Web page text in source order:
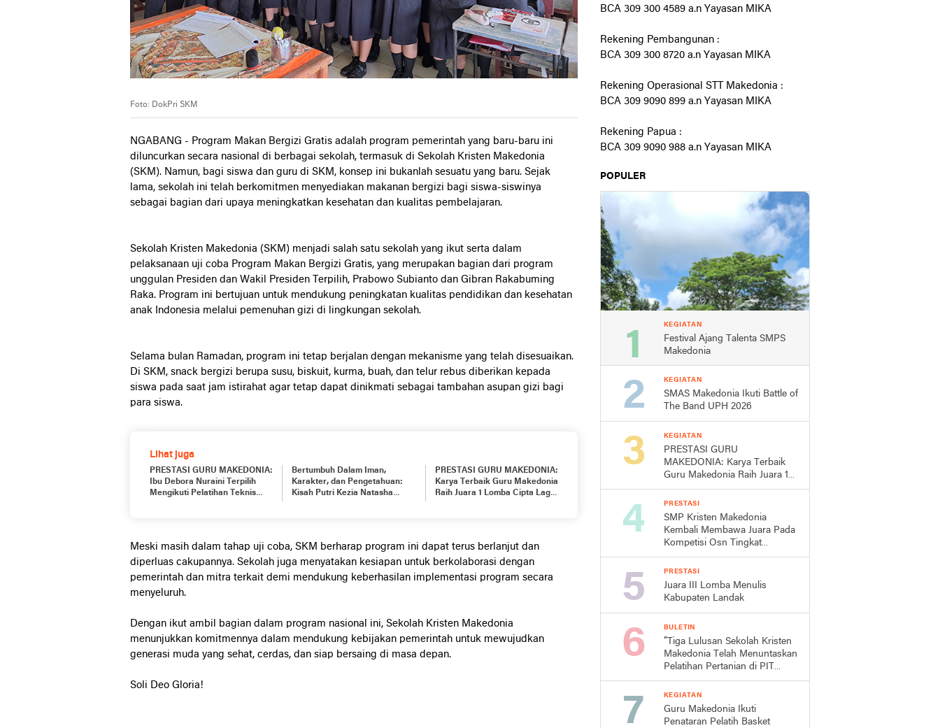
Foto: DokPri SKM
NGABANG - Program Makan Bergizi Gratis adalah program pemerintah yang baru-baru ini
diluncurkan secara nasional di berbagai sekolah, termasuk di Sekolah Kristen Makedonia
(SKM). Namun, bagi siswa dan guru di SKM, konsep ini bukanlah sesuatu yang baru. Sejak
lama, sekolah ini telah berkomitmen menyediakan makanan bergizi bagi siswa-siswinya
sebagai bagian dari upaya meningkatkan kesehatan dan kualitas pembelajaran.
Sekolah Kristen Makedonia (SKM) menjadi salah satu sekolah yang ikut serta dalam
pelaksanaan uji coba Program Makan Bergizi Gratis, yang merupakan bagian dari program
unggulan Presiden dan Wakil Presiden Terpilih, Prabowo Subianto dan Gibran Rakabuming
Raka. Program ini bertujuan untuk mendukung peningkatan kualitas pendidikan dan kesehatan
anak Indonesia melalui pemenuhan gizi di lingkungan sekolah.
Selama bulan Ramadan, program ini tetap berjalan dengan mekanisme yang telah disesuaikan.
Di SKM, snack bergizi berupa susu, biskuit, kurma, buah, dan telur rebus diberikan kepada
siswa pada saat jam istirahat agar tetap dapat dinikmati sebagai tambahan asupan gizi bagi
para siswa.
Lihat juga
PRESTASI GURU MAKEDONIA:
Ibu Debora Nuraini Terpilih
Mengikuti Pelatihan Teknis
Bertumbuh Dalam Iman,
Karakter, dan Pengetahuan:
Kisah Putri Kezia Natasha
PRESTASI GURU MAKEDONIA:
Karya Terbaik Guru Makedonia
Raih Juara 1 Lomba Cipta Lagu
Meski masih dalam tahap uji coba, SKM berharap program ini dapat terus berlanjut dan
diperluas cakupannya. Sekolah juga menyatakan kesiapan untuk berkolaborasi dengan
pemerintah dan mitra terkait demi mendukung keberhasilan implementasi program secara
menyeluruh.
Dengan ikut ambil bagian dalam program nasional ini, Sekolah Kristen Makedonia
menunjukkan komitmennya dalam mendukung kebijakan pemerintah untuk mewujudkan
generasi muda yang sehat, cerdas, dan siap bersaing di masa depan.
Soli Deo Gloria!
BCA 309 300 4589 a.n Yayasan MIKA
Rekening Pembangunan :
BCA 309 300 8720 a.n Yayasan MIKA
Rekening Operasional STT Makedonia :
BCA 309 9090 899 a.n Yayasan MIKA
Rekening Papua :
BCA 309 9090 988 a.n Yayasan MIKA
POPULER
KEGIATAN
Festival Ajang Talenta SMPS
Makedonia
KEGIATAN
SMAS Makedonia Ikuti Battle of
The Band UPH 2026
KEGIATAN
PRESTASI GURU
MAKEDONIA: Karya Terbaik
Guru Makedonia Raih Juara 1
Lomba Cipta Lagu Mars
Kabupaten Landak Dalam
Rangka HUT Pemda Landak
ke-26
PRESTASI
SMP Kristen Makedonia
Kembali Membawa Juara Pada
Kompetisi Osn Tingkat
Kecamatan Dan Kabupaten
PRESTASI
Juara III Lomba Menulis
Kabupaten Landak
BULETIN
“Tiga Lulusan Sekolah Kristen
Makedonia Telah Menuntaskan
Pelatihan Pertanian di PIT
Mojokerto”
KEGIATAN
Guru Makedonia Ikuti
Penataran Pelatih Basket